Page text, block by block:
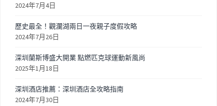
2024年7月4日
歷史最全！觀瀾湖兩日一夜親子度假攻略
2024年7月26日
深圳蘭斯博盛大開業 點燃匹克球運動新風尚
2025年1月18日
深圳酒店推薦：深圳酒店全攻略指南
2024年7月30日